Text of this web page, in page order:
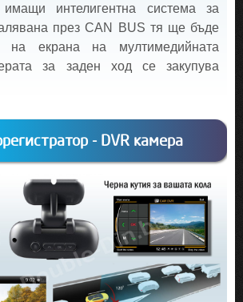
имащи интелигентна система за
през CAN BUS тя ще бъде
на екрана на мултимедийната
за заден ход се закупува
- DVR камера